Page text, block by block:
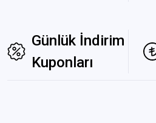
Günlük İndirim
Kuponları